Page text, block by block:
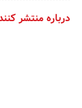
درباره منتشر